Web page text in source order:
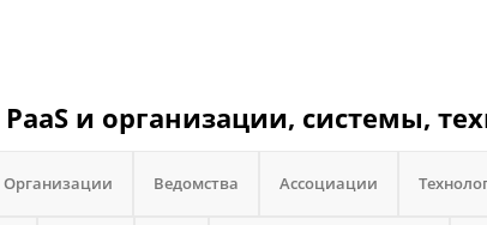
PaaS и организации, системы,
Организации Ведомства Ассоциации